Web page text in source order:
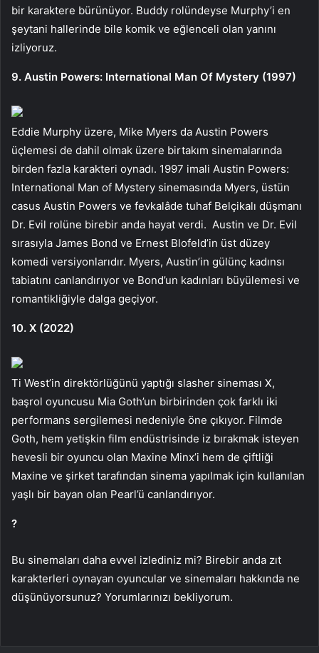
bir karaktere bürünüyor. Buddy rolündeyse Murphy’i en
şeytani hallerinde bile komik ve eğlenceli olan yanını
izliyoruz.
9. Austin Powers: International Man Of Mystery (1997)
Eddie Murphy üzere, Mike Myers da Austin Powers
üçlemesi de dahil olmak üzere birtakım sinemalarında
birden fazla karakteri oynadı. 1997 imali Austin Powers:
International Man of Mystery sinemasında Myers, üstün
casus Austin Powers ve fevkalâde tuhaf Belçikalı düşmanı
Dr. Evil rolüne birebir anda hayat verdi. Austin ve Dr. Evil
sırasıyla James Bond ve Ernest Blofeld’in üst düzey
komedi versiyonlarıdır. Myers, Austin’in gülünç kadınsı
tabiatını canlandırıyor ve Bond’un kadınları büyülemesi ve
romantikliğiyle dalga geçiyor.
10. X (2022)
Ti West’in direktörlüğünü yaptığı slasher sineması X,
başrol oyuncusu Mia Goth’un birbirinden çok farklı iki
performans sergilemesi nedeniyle öne çıkıyor. Filmde
Goth, hem yetişkin film endüstrisinde iz bırakmak isteyen
hevesli bir oyuncu olan Maxine Minx’i hem de çiftliği
Maxine ve şirket tarafından sinema yapılmak için kullanılan
yaşlı bir bayan olan Pearl’ü canlandırıyor.
?︎
Bu sinemaları daha evvel izlediniz mi? Birebir anda zıt
karakterleri oynayan oyuncular ve sinemaları hakkında ne
düşünüyorsunuz? Yorumlarınızı bekliyorum.